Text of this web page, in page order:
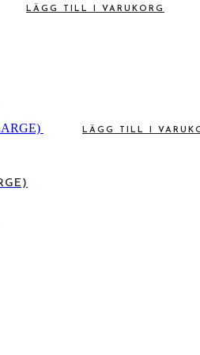
LÄGG TILL I VARUKORG
LÄGG TILL I